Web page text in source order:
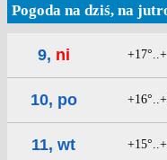
Pogoda na dziś, na
9, ni
10, po
11, wt